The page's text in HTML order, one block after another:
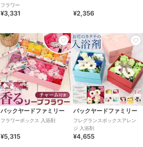
フラワー
¥3,331 ¥2,356
バックヤードファミリー
フラワーボックス 入浴剤
¥5,315
バックヤードファミリー
フレグランスボックスアレン
ジ 入浴剤
¥4,655